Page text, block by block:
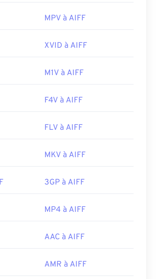
aiff-aif-aifc-files-
MPV à AIFF
XVID à AIFF
M1V à AIFF
F4V à AIFF
FLV à AIFF
MKV à AIFF
3GP à AIFF
MP4 à AIFF
AAC à AIFF
AMR à AIFF